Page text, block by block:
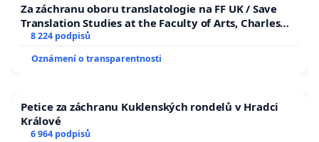
Za záchranu oboru translatologie na FF UK / Save
Translation Studies at the Faculty of Arts, Charles
University
8 224 podpisů
Oznámení o transparentnosti
Petice za záchranu Kuklenských rondelů v Hradci
Králové
6 964 podpisů